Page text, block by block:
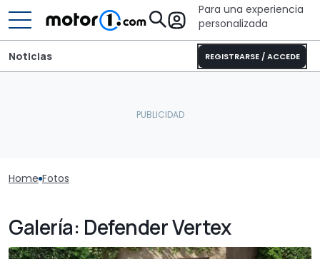
Para una experiencia
personalizada
REGISTRARSE / ACCEDE
Noticias
Home Fotos
Galería: Defender Vertex